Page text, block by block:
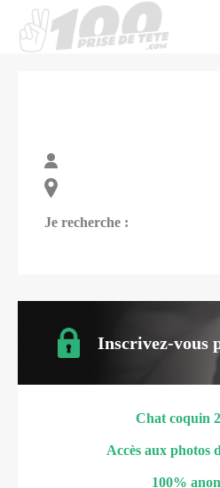
Je recherche :
Inscrivez-vous
Chat coquin
Accès aux photos
100%